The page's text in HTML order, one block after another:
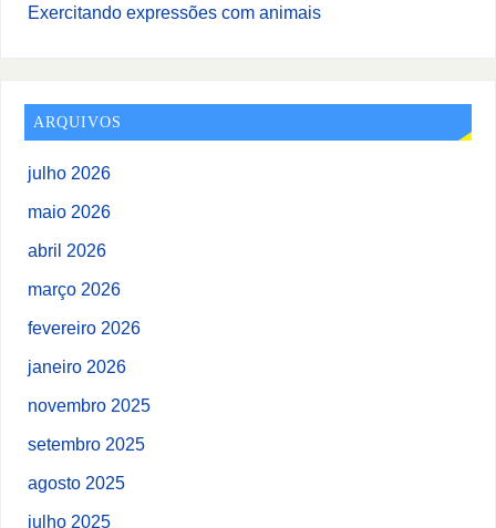
Exercitando expressões com animais
ARQUIVOS
julho 2026
maio 2026
abril 2026
março 2026
fevereiro 2026
janeiro 2026
novembro 2025
setembro 2025
agosto 2025
julho 2025